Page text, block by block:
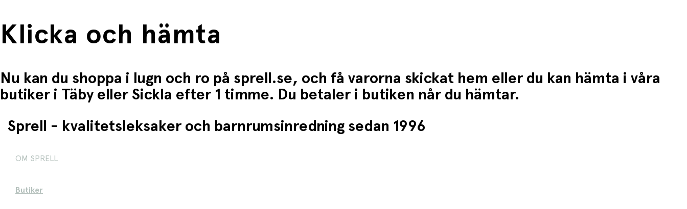
Klicka och hämta
Nu kan du shoppa i lugn och ro på sprell.se, och få varorna skickat hem eller du kan hämta i våra
butiker i Täby eller Sickla efter 1 timme. Du betaler i butiken når du hämtar.
Sprell - kvalitetsleksaker och barnrumsinredning sedan 1996
OM SPRELL
Butiker